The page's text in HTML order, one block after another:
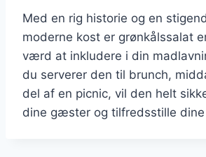
Med en rig historie og en
moderne kost er grønkålssalat
værd at inkludere i din
du serverer den til brunch,
del af en picnic, vil den helt
dine gæster og tilfredsstille dine